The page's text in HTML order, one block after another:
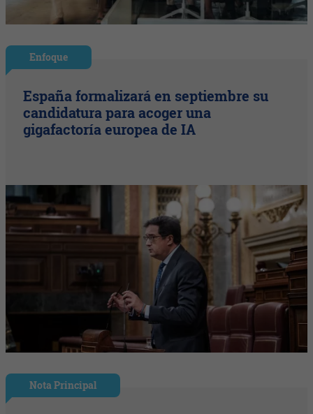
Enfoque
España formalizará en septiembre su
candidatura para acoger una
gigafactoría europea de IA
Nota Principal